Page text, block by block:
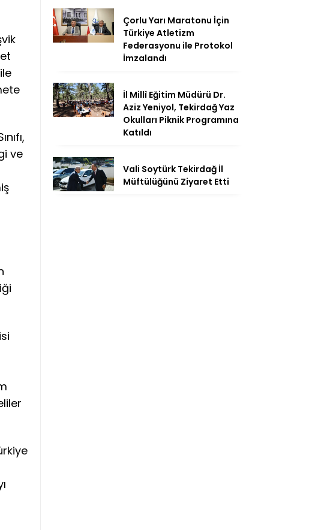
ve
Çorlu Yarı Maratonu İçin
Türkiye Atletizm
Federasyonu ile Protokol
İmzalandı
İl Millî Eğitim Müdürü Dr.
Aziz Yeniyol, Tekirdağ Yaz
Okulları Piknik Programına
Katıldı
Vali Soytürk Tekirdağ İl
Müftülüğünü Ziyaret Etti